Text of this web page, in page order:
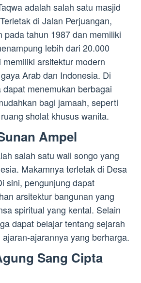
adalah salah satu masjid
di Jalan Perjuangan,
pada tahun 1987 dan memiliki
lebih dari 20.000
arsitektur modern
Arab dan Indonesia. Di
menemukan berbagai
bagi jamaah, seperti
sholat khusus wanita.
Ampel
salah satu wali songo yang
Makamnya terletak di Desa
sini, pengunjung dapat
arsitektur bangunan yang
spiritual yang kental. Selain
dapat belajar tentang sejarah
ajarannya yang berharga.
Sang Cipta